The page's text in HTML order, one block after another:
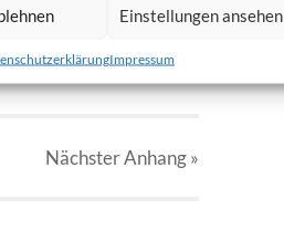
Einstellungen ansehen
Impressum
NächsterAnhang»